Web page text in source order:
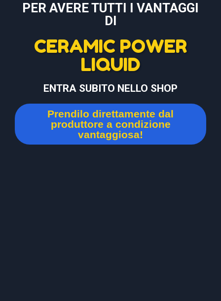
PER AVERE TUTTI I VANTAGGI
DI
CERAMIC POWER
LIQUID
ENTRA SUBITO NELLO SHOP
Prendilo direttamente dal
produttore a condizione
vantaggiosa!